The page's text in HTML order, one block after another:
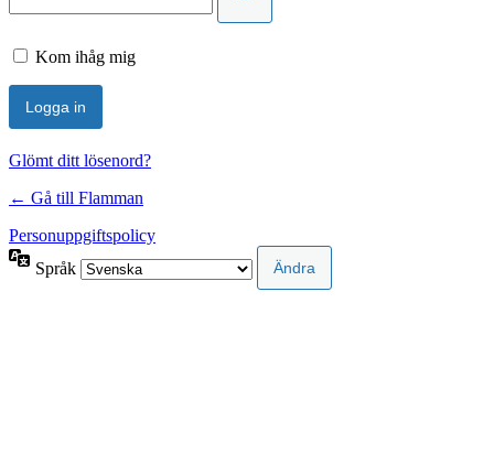
Kom ihåg mig
Glömt ditt lösenord?
← Gå till Flamman
Personuppgiftspolicy
Språk